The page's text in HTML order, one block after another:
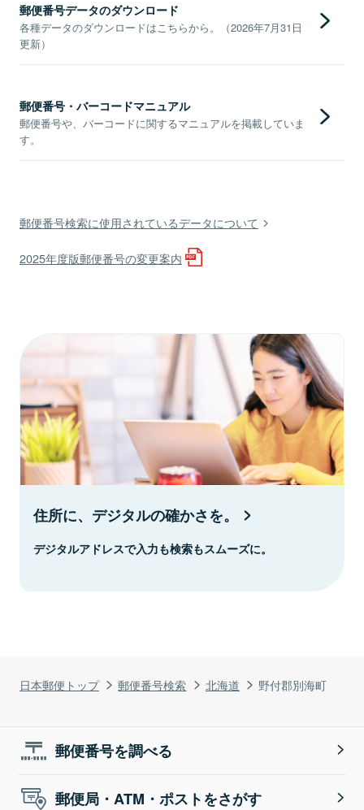
日本郵便トップ 郵便番号検索 北海道 野付郡別海町
郵便番号データのダウンロード
各種データのダウンロードはこちらから。（2026年7月31日
更新）
郵便番号・バーコードマニュアル
郵便番号や、バーコードに関するマニュアルを掲載していま
す。
郵便番号検索に使用されているデータについて
2025年度版郵便番号の変更案内
住所に、デジタルの確かさを。
デジタルアドレスで入力も検索もスムーズに。
郵便番号を調べる
郵便局・ATM・ポストをさがす